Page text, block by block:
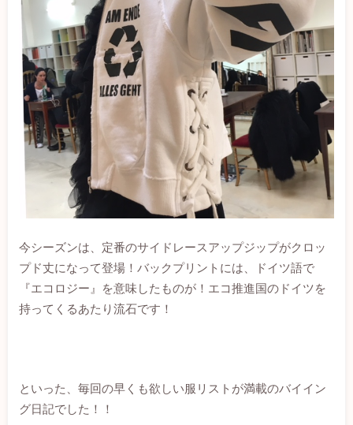
今シーズンは、定番のサイドレースアップジップがクロッ
プド丈になって登場！バックプリントには、ドイツ語で
『エコロジー』を意味したものが！エコ推進国のドイツを
持ってくるあたり流石です！
といった、毎回の早くも欲しい服リストが満載のバイイン
グ日記でした！！